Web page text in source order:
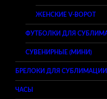
ЖЕНСКИЕ V-ВОРОТ
ФУТБОЛКИ ДЛЯ
СУВЕНИРНЫЕ (МИНИ)
БРЕЛОКИ ДЛЯ СУБЛИМАЦИИ
ЧАСЫ